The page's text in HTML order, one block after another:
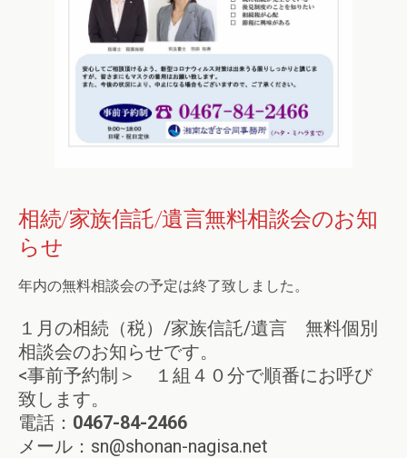
相続/家族信託/遺言無料相談会のお知
らせ
年内の無料相談会の予定は終了致しました。
１月の相続（税）/家族信託/遺言 無料個別
相談会のお知らせです。
<事前予約制＞ １組４０分で順番にお呼び
致します。
電話： 0467-84-2466
メール：sn@shonan-nagisa.net